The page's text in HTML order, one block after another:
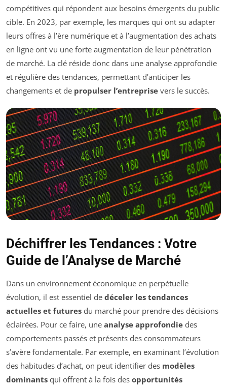
compétitives qui répondent aux besoins émergents du public
cible. En 2023, par exemple, les marques qui ont su adapter
leurs offres à l’ère numérique et à l’augmentation des achats
en ligne ont vu une forte augmentation de leur pénétration
de marché. La clé réside donc dans une analyse approfondie
et régulière des tendances, permettant d’anticiper les
changements et de propulser l’entreprise vers le succès.
Déchiffrer les Tendances : Votre
Guide de l’Analyse de Marché
Dans un environnement économique en perpétuelle
évolution, il est essentiel de déceler les tendances
actuelles et futures du marché pour prendre des décisions
éclairées. Pour ce faire, une analyse approfondie des
comportements passés et présents des consommateurs
s’avère fondamentale. Par exemple, en examinant l’évolution
des habitudes d’achat, on peut identifier des modèles
dominants qui offrent à la fois des opportunités